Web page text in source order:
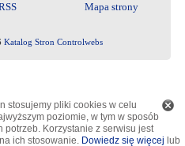
Mapa strony
Katalog Stron Controlwebs
stosujemy pliki cookies w celu
poziomie, w tym w sposób
Korzystanie z serwisu jest
ich stosowanie. Dowiedz się więcej lub